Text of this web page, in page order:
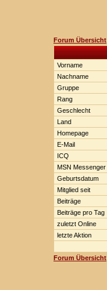
Forum Übersicht
Vorname
Nachname
Gruppe
Rang
Geschlecht
Land
Homepage
E-Mail
ICQ
MSN Messenger
Geburtsdatum
Mitglied seit
Beiträge
Beiträge pro Tag
zuletzt Online
letzte Aktion
Forum Übersicht